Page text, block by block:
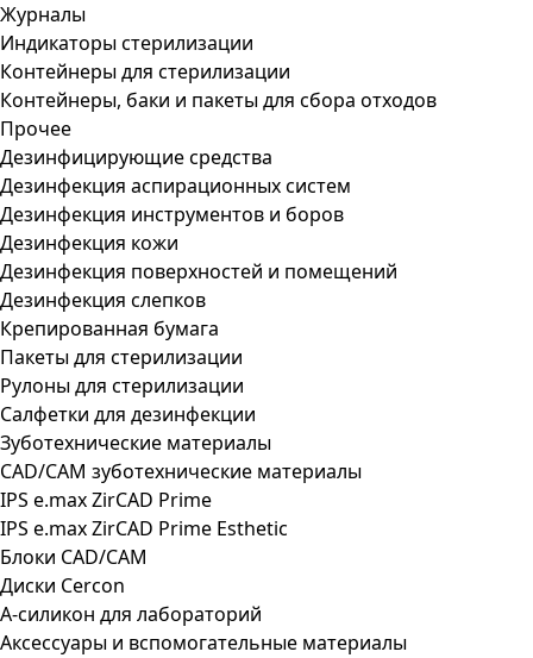
Журналы
Индикаторы стерилизации
Контейнеры для стерилизации
Контейнеры, баки и пакеты для сбора отходов
Прочее
Дезинфицирующие средства
Дезинфекция аспирационных систем
Дезинфекция инструментов и боров
Дезинфекция кожи
Дезинфекция поверхностей и помещений
Дезинфекция слепков
Крепированная бумага
Пакеты для стерилизации
Рулоны для стерилизации
Салфетки для дезинфекции
Зуботехнические материалы
CAD/CAM зуботехнические материалы
IPS e.max ZirCAD Prime
IPS e.max ZirCAD Prime Esthetic
Блоки CAD/CAM
Диски Cercon
А-силикон для лабораторий
Аксессуары и вспомогательные материалы